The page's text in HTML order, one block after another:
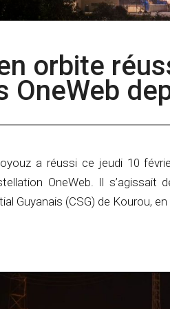
orbite
OneWeb
a réussi ce jeudi 10
OneWeb. Il s’agissait
Guyanais (CSG) de Kourou,